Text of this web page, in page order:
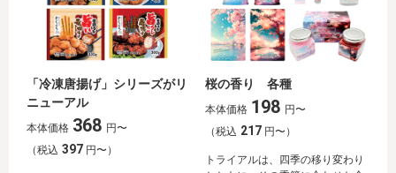
「冷凍唐揚げ」シリーズがリ
ニューアル
本体価格 368 円〜
（税込 397 円〜）
桜の香り 各種
本体価格 198 円〜
（税込 217 円〜）
トライアルは、四季の移り変わり